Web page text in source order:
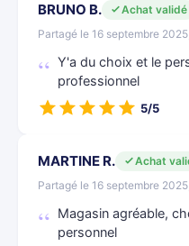
BRUNO B.
Achat validé
Partagé le 16 septembre
Y'a du choix et le
professionnel
5/5
MARTINE R.
Achat
Partagé le 16 septembre
Magasin agréable,
personnel